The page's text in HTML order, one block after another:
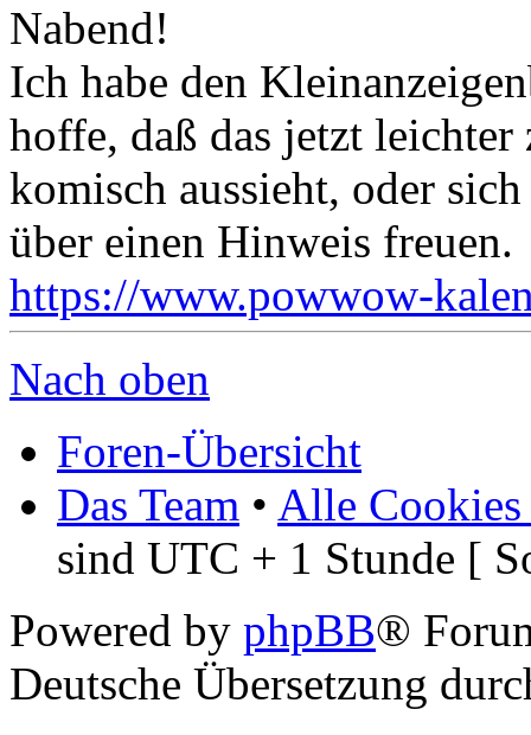
Nabend!
Ich habe den
hoffe, daß das jetzt
komisch aussieht, oder
über einen Hinweis freuen.
https://www.powwow-
Nach oben
Foren-Übersicht
Das Team • Alle Cookies
sind UTC + 1 Stunde [
Powered by phpBB®
Deutsche Übersetzung